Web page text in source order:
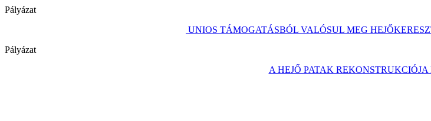
Pályázat
UNIOS TÁMOGATÁSBÓL VALÓSUL MEG
Pályázat
A HEJŐ PATAK